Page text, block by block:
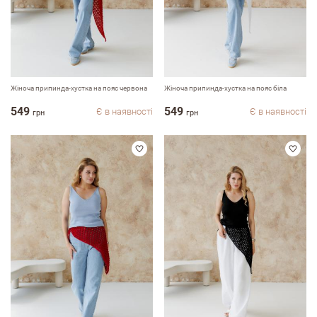
Жіноча припинда-хустка на пояс червона
549 грн Є в наявності
Жіноча припинда-хустка на пояс біла
549 грн Є в наявності
Залишити вiдгук про магазин